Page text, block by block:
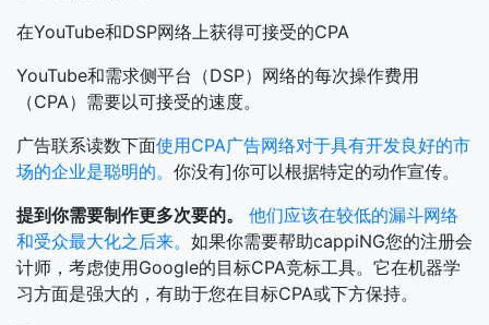
在YouTube和DSP网络上获得可接受的CPA
YouTube和需求侧平台（DSP）网络的每次操作费用
（CPA）需要以可接受的速度。
广告联系读数下面使用CPA广告网络对于具有开发良好的市
场的企业是聪明的。 你没有]你可以根据特定的动作宣传。
提到你需要制作更多次要的。
他们应该在较低的漏斗网络
和受众最大化之后来。 如果你需要帮助cappiNG您的注册会
计师，考虑使用Google的目标CPA竞标工具。它在机器学
习方面是强大的，有助于您在目标CPA或下方保持。